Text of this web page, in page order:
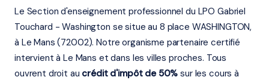
Le Section d'enseignement professionnel du LPO Gabriel
Touchard - Washington se situe au 8 place WASHINGTON,
à Le Mans (72002). Notre organisme partenaire certifié
intervient à Le Mans et dans les villes proches. Tous
ouvrent droit au crédit d'impôt de 50% sur les cours à